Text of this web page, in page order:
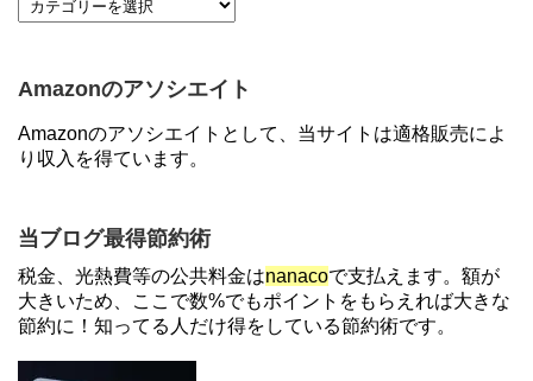
【7/21まで】エアウォレット(COIN+)で最大98,300
【2倍増量】PayPayカード、まるごとフラットリボ
登録と3回利用で10000ptがもらえるキャンペーン！
3/31まで
ソニーフィナンシャルグループの株主限定！2万円
もらえる口座開設キャンペーン。7/31まで
【解決】マリオットボンヴォイにログインできな
い、パスワード変更不可の原因はコレでした。
Amazonのアソシエイト
Amazonのアソシエイトとして、当サイトは適格販売によ
り収入を得ています。
当ブログ最得節約術
税金、光熱費等の公共料金はnanacoで支払えます。額が
大きいため、ここで数%でもポイントをもらえれば大きな
節約に！知ってる人だけ得をしている節約術です。